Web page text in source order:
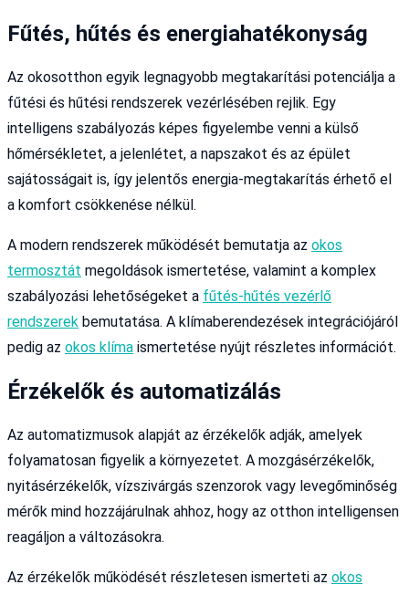
Fűtés, hűtés és energiahatékonyság
Az okosotthon egyik legnagyobb megtakarítási potenciálja a
fűtési és hűtési rendszerek vezérlésében rejlik. Egy
intelligens szabályozás képes figyelembe venni a külső
hőmérsékletet, a jelenlétet, a napszakot és az épület
sajátosságait is, így jelentős energia-megtakarítás érhető el
a komfort csökkenése nélkül.
A modern rendszerek működését bemutatja az okos
termosztát megoldások ismertetése, valamint a komplex
szabályozási lehetőségeket a fűtés-hűtés vezérlő
rendszerek bemutatása. A klímaberendezések integrációjáról
pedig az okos klíma ismertetése nyújt részletes információt.
Érzékelők és automatizálás
Az automatizmusok alapját az érzékelők adják, amelyek
folyamatosan figyelik a környezetet. A mozgásérzékelők,
nyitásérzékelők, vízszivárgás szenzorok vagy levegőminőség
mérők mind hozzájárulnak ahhoz, hogy az otthon intelligensen
reagáljon a változásokra.
Az érzékelők működését részletesen ismerteti az okos